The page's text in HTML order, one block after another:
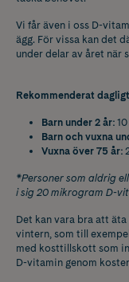
Vi får även i oss D-
ägg. För vissa kan det
under delar av året när
Rekommenderat
Barn under 2 år:
Barn och vuxna
Vuxna över 75 år:
*Personer som aldrig
i sig 20 mikrogram D-
Det kan vara bra att
vintern, som till
med kosttillskott som
D-vitamin genom